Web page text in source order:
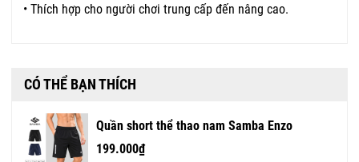
• Thích hợp cho người chơi trung cấp đến nâng cao.
CÓ THỂ BẠN THÍCH
Quần short thể thao nam Samba Enzo
199.000₫